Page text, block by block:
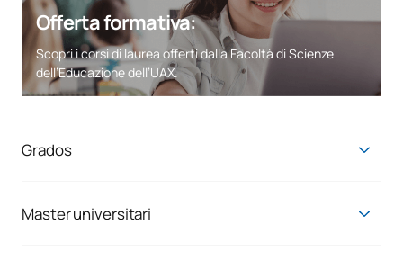
Offerta formativa:
Scopri i corsi di laurea offerti dalla Facoltà di Scienze
dell’Educazione dell’UAX.
Grados
Grado en Pedagogía
Master universitari